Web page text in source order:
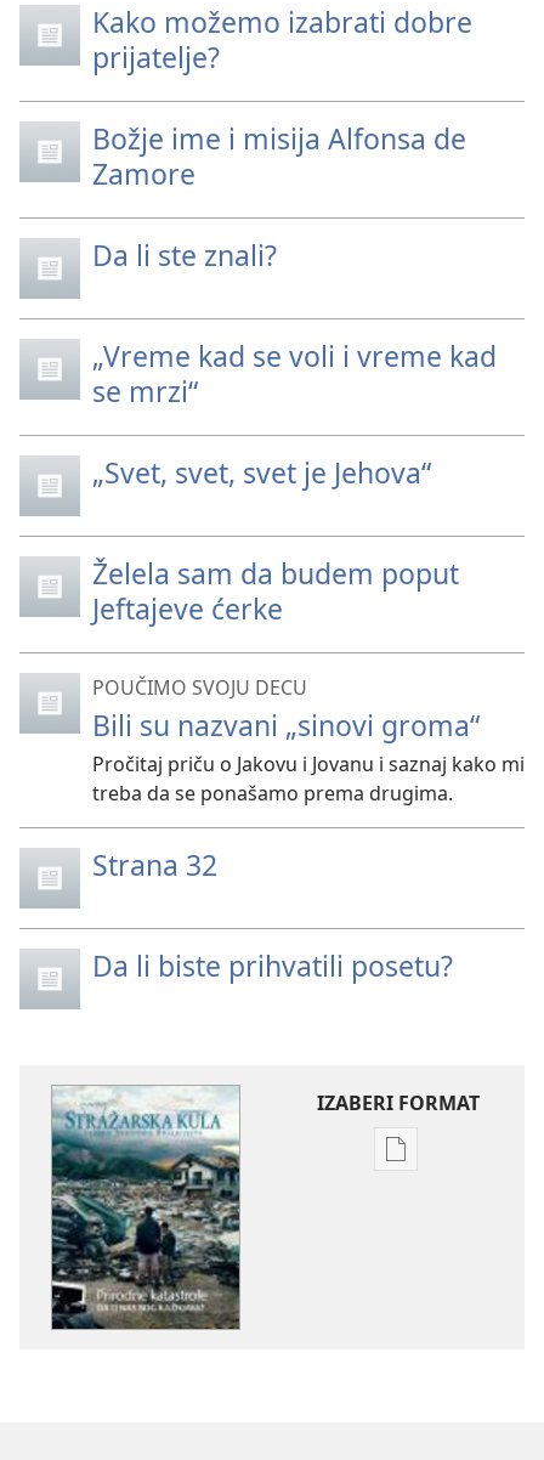
Kako možemo izabrati dobre
prijatelje?
Božje ime i misija Alfonsa de
Zamore
Da li ste znali?
„Vreme kad se voli i vreme kad
se mrzi“
„Svet, svet, svet je Jehova“
Želela sam da budem poput
Jeftajeve ćerke
POUČIMO SVOJU DECU
Bili su nazvani „sinovi groma“
Pročitaj priču o Jakovu i Jovanu i saznaj kako mi
treba da se ponašamo prema drugima.
Strana 32
Da li biste prihvatili posetu?
IZABERI FORMAT
Formati